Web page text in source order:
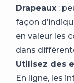
Drapeaux :
façon
en valeur les
dans
Utilisez des
En ligne, les